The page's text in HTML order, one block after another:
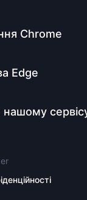
Chrome
Edge